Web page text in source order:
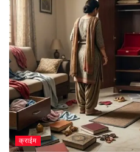
क्राईम